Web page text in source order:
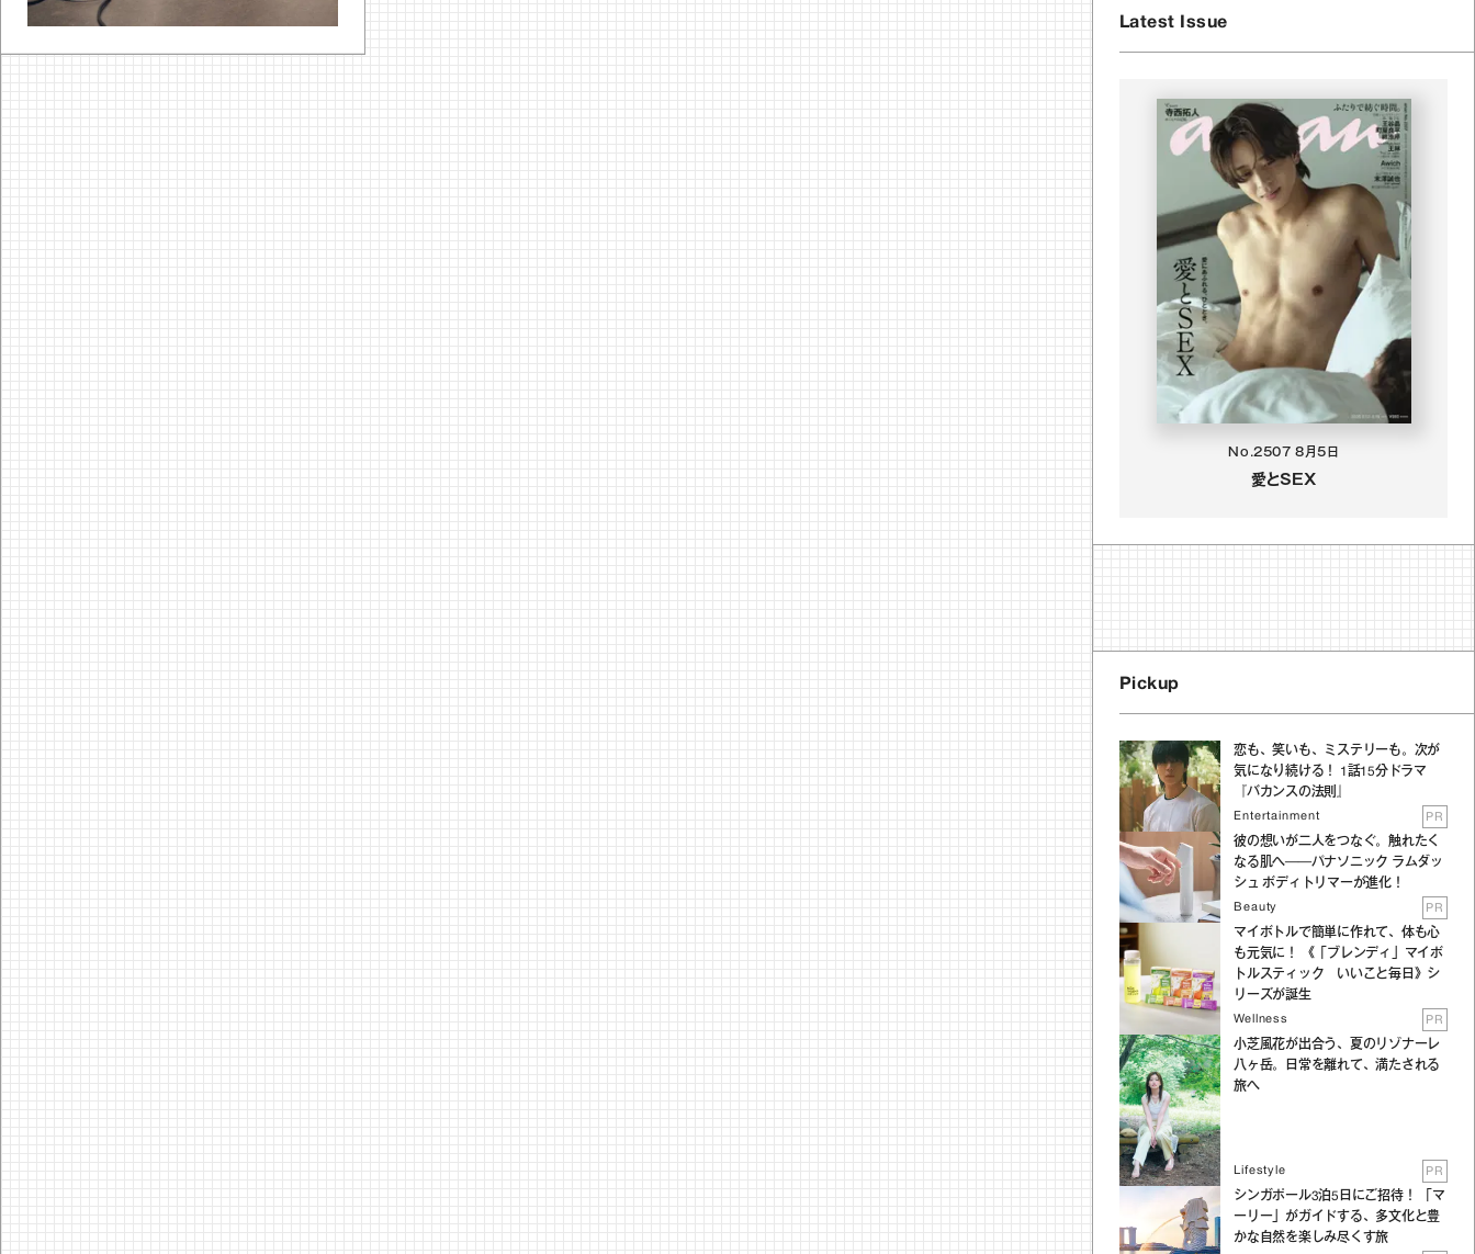
Latest Issue
No.2507 8月5日
愛とSEX
Pickup
恋も、笑いも、ミステリーも。次が
気になり続ける！ 1話15分ドラマ
『バカンスの法則』
Entertainment PR
彼の想いが二人をつなぐ。触れたく
なる肌へ──パナソニック ラムダッ
シュ ボディトリマーが進化！
Beauty PR
マイボトルで簡単に作れて、体も心
も元気に！ 《「ブレンディ」マイボ
トルスティック いいこと毎日》シ
リーズが誕生
Wellness PR
小芝風花が出合う、夏のリゾナーレ
八ヶ岳。日常を離れて、満たされる
旅へ
Lifestyle PR
シンガポール3泊5日にご招待！ 「マ
ーリー」がガイドする、多文化と豊
かな自然を楽しみ尽くす旅